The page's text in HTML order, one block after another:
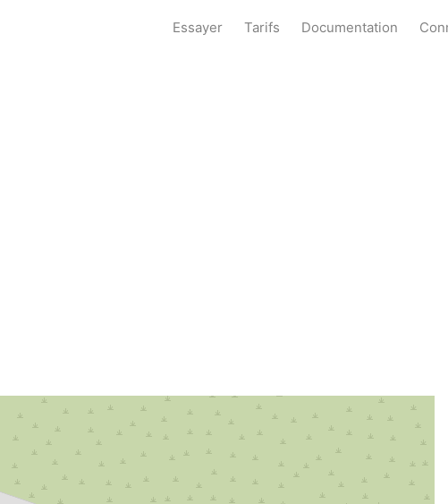
Essayer Tarifs Documentation